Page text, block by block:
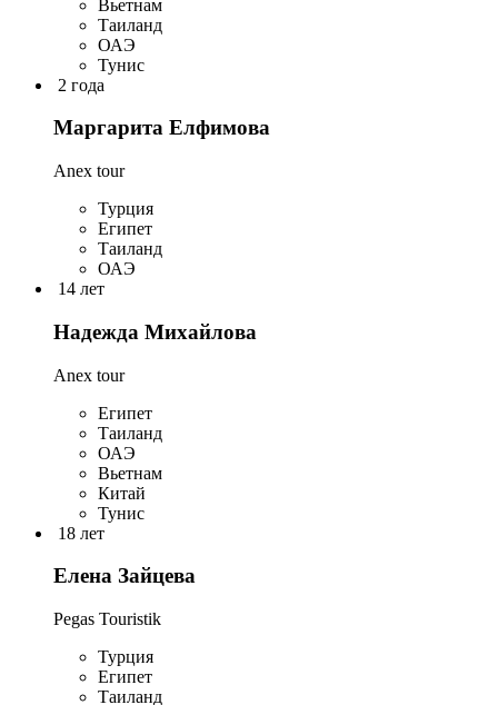
Вьетнам
Таиланд
ОАЭ
Тунис
2 года
Маргарита Елфимова
Anex tour
Турция
Египет
Таиланд
ОАЭ
14 лет
Надежда Михайлова
Anex tour
Египет
Таиланд
ОАЭ
Вьетнам
Китай
Тунис
18 лет
Елена Зайцева
Pegas Touristik
Турция
Египет
Таиланд